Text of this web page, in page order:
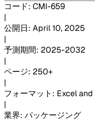
コード: CMI-659
|
公開日: April 10, 2025
|
予測期間: 2025-2032
|
ページ: 250+
|
フォーマット : Excel and
|
業界: パッケージング